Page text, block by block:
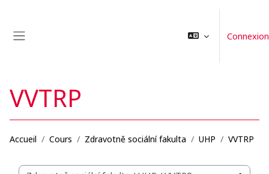
Connexion
VVTRP
Accueil Cours Zdravotně sociální fakulta UHP VVTRP